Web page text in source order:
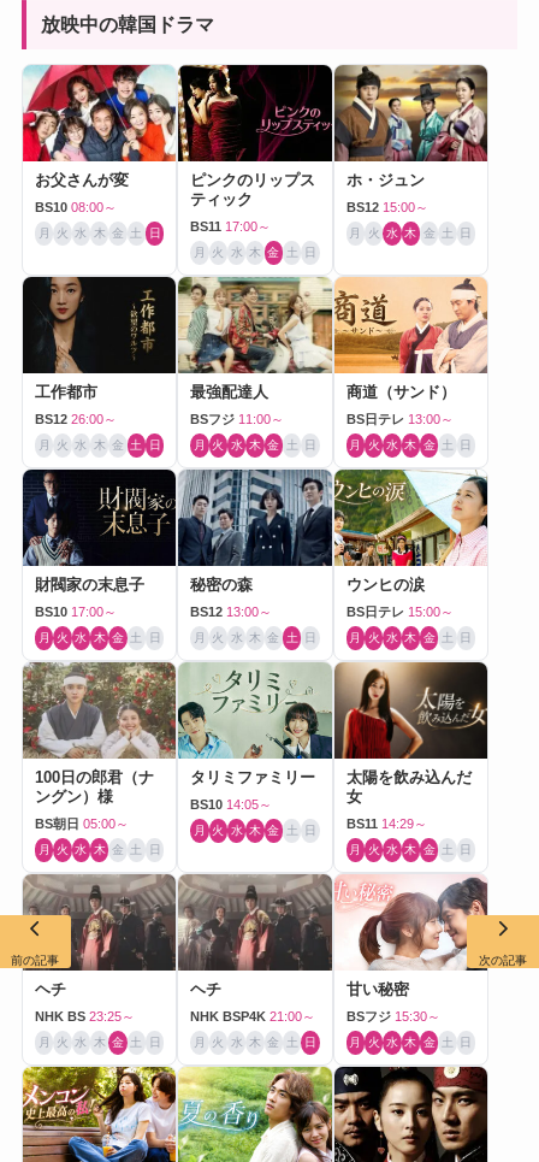
放映中の韓国ドラマ
お父さんが変
BS10 08:00～
月 火 水 木 金 土 日
ピンクのリップス
ティック
BS11 17:00～
月 火 水 木 金 土 日
ホ・ジュン
BS12 15:00～
月 火 水 木 金 土 日
工作都市
BS12 26:00～
月 火 水 木 金 土 日
最強配達人
BSフジ 11:00～
月 火 水 木 金 土 日
商道（サンド）
BS日テレ 13:00～
月 火 水 木 金 土 日
財閥家の末息子
BS10 17:00～
月 火 水 木 金 土 日
秘密の森
BS12 13:00～
月 火 水 木 金 土 日
ウンヒの涙
BS日テレ 15:00～
月 火 水 木 金 土 日
100日の郎君（ナ
ングン）様
BS朝日 05:00～
月 火 水 木 金 土 日
タリミファミリー
BS10 14:05～
月 火 水 木 金 土 日
太陽を飲み込んだ
女
BS11 14:29～
月 火 水 木 金 土 日
ヘチ
NHK BS 23:25～
月 火 水 木 金 土 日
ヘチ
NHK BSP4K 21:00～
月 火 水 木 金 土 日
甘い秘密
BSフジ 15:30～
月 火 水 木 金 土 日
前の記事 次の記事